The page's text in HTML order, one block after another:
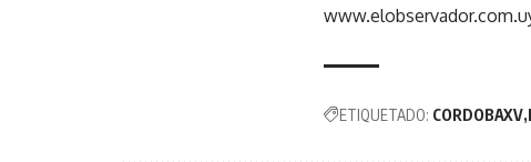
ETIQUETADO: CORDOBAXV